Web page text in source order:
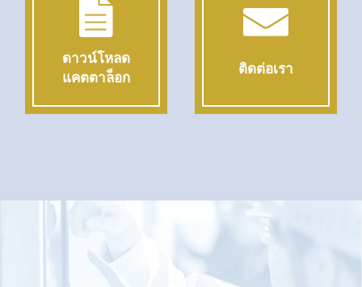
ดาวน์โหลด
แคตตาล็อก
ติดต่อเรา